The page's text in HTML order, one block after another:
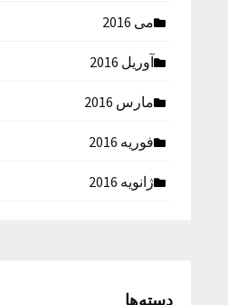
می 2016
آوریل 2016
مارس 2016
فوریه 2016
ژانویه 2016
دسته‌ها